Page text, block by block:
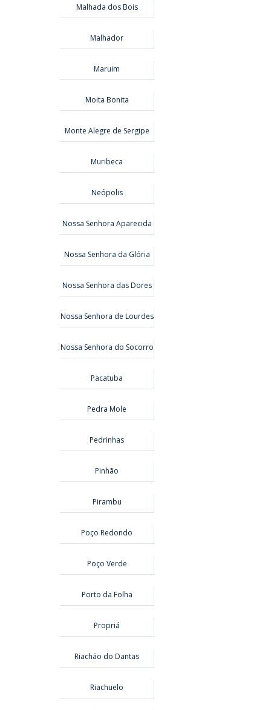
Malhada dos Bois
Malhador
Maruim
Moita Bonita
Monte Alegre de Sergipe
Muribeca
Neópolis
Nossa Senhora Aparecida
Nossa Senhora da Glória
Nossa Senhora das Dores
Nossa Senhora de Lourdes
Nossa Senhora do Socorro
Pacatuba
Pedra Mole
Pedrinhas
Pinhão
Pirambu
Poço Redondo
Poço Verde
Porto da Folha
Propriá
Riachão do Dantas
Riachuelo